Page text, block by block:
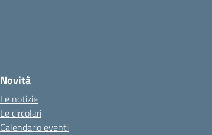
Novità
Le notizie
Le circolari
Calendario eventi